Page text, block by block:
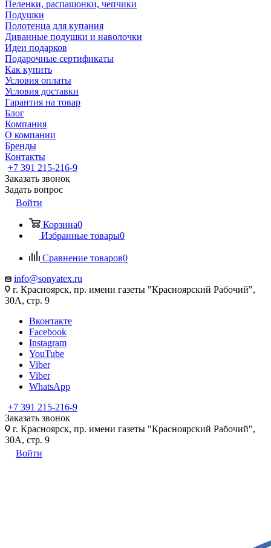
Пеленки, распашонки, чепчики
Подушки
Полотенца для купания
Диванные подушки и наволочки
Идеи подарков
Подарочные сертификаты
Как купить
Условия оплаты
Условия доставки
Гарантия на товар
Блог
Компания
О компании
Бренды
Контакты
+7 391 215-216-9
Заказать звонок
Задать вопрос
Войти
Корзина0
Избранные товары0
Сравнение товаров0
info@sonyatex.ru
г. Красноярск, пр. имени газеты "Красноярский Рабочий",
30А, стр. 9
Вконтакте
Facebook
Instagram
YouTube
Viber
Viber
WhatsApp
+7 391 215-216-9
Заказать звонок
г. Красноярск, пр. имени газеты "Красноярский Рабочий",
30А, стр. 9
Войти